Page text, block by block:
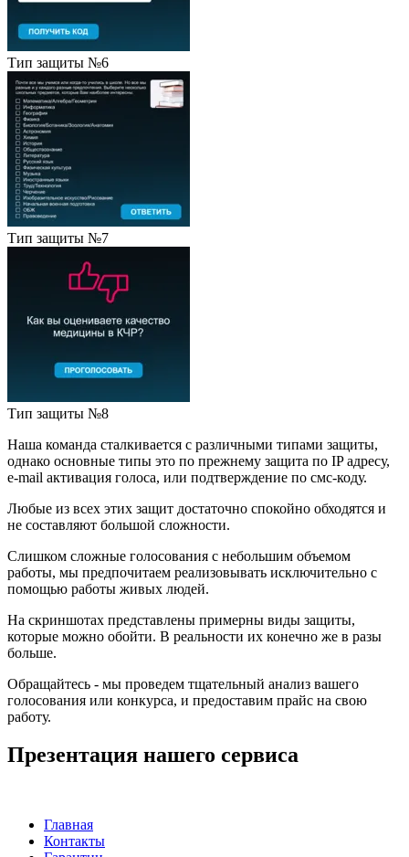
Тип защиты №6
Тип защиты №7
Тип защиты №8
Наша команда сталкивается с различными типами защиты,
однако основные типы это по прежнему защита по IP адресу,
e-mail активация голоса, или подтверждение по смс-коду.
Любые из всех этих защит достаточно спокойно обходятся и
не составляют большой сложности.
Слишком сложные голосования с небольшим объемом
работы, мы предпочитаем реализовывать исключительно с
помощью работы живых людей.
На скриншотах представлены примерны виды защиты,
которые можно обойти. В реальности их конечно же в разы
больше.
Обращайтесь - мы проведем тщательный анализ вашего
голосования или конкурса, и предоставим прайс на свою
работу.
Презентация нашего сервиса
Главная
Контакты